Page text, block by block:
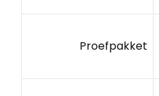
Proefpakket